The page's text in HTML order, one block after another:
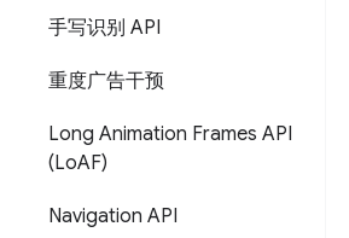
手写识别 API
重度广告干预
Long Animation Frames API
(LoAF)
Navigation API